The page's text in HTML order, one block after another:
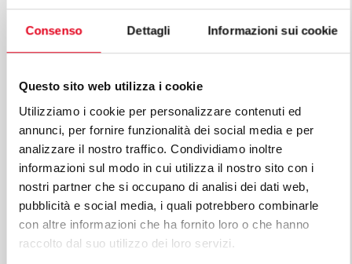
Consenso Dettagli Informazioni sui cookie
Questo sito web utilizza i cookie
Utilizziamo i cookie per personalizzare contenuti ed
annunci, per fornire funzionalità dei social media e per
analizzare il nostro traffico. Condividiamo inoltre
informazioni sul modo in cui utilizza il nostro sito con i
nostri partner che si occupano di analisi dei dati web,
pubblicità e social media, i quali potrebbero combinarle
con altre informazioni che ha fornito loro o che hanno
raccolto dal suo utilizzo dei loro servizi.
ELEKTR URZĄDZENIE DO KĄPIELI WODNEJ Z
OBUDOWĄ 1/1 GN